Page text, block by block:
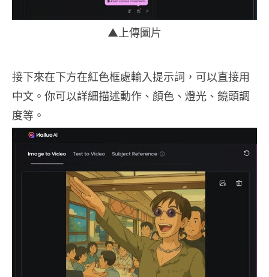
▲上傳圖片
接下來在下方在紅色框處輸入提示詞，可以直接用
中文。你可以詳細描述動作、顏色、燈光、鏡頭調
度等。